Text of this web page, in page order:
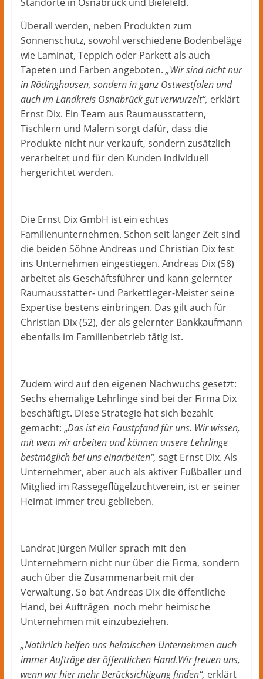
Überall werden, neben Produkten zum
Sonnenschutz, sowohl verschiedene Bodenbeläge
wie Laminat, Teppich oder Parkett als auch
Tapeten und Farben angeboten. „Wir sind nicht nur
in Rödinghausen, sondern in ganz Ostwestfalen und
auch im Landkreis Osnabrück gut verwurzelt“, erklärt
Ernst Dix. Ein Team aus Raumausstattern,
Tischlern und Malern sorgt dafür, dass die
Produkte nicht nur verkauft, sondern zusätzlich
verarbeitet und für den Kunden individuell
hergerichtet werden.
Die Ernst Dix GmbH ist ein echtes
Familienunternehmen. Schon seit langer Zeit sind
die beiden Söhne Andreas und Christian Dix fest
ins Unternehmen eingestiegen. Andreas Dix (58)
arbeitet als Geschäftsführer und kann gelernter
Raumausstatter- und Parkettleger-Meister seine
Expertise bestens einbringen. Das gilt auch für
Christian Dix (52), der als gelernter Bankkaufmann
ebenfalls im Familienbetrieb tätig ist.
Zudem wird auf den eigenen Nachwuchs gesetzt:
Sechs ehemalige Lehrlinge sind bei der Firma Dix
beschäftigt. Diese Strategie hat sich bezahlt
gemacht: „Das ist ein Faustpfand für uns. Wir wissen,
mit wem wir arbeiten und können unsere Lehrlinge
bestmöglich bei uns einarbeiten“, sagt Ernst Dix. Als
Unternehmer, aber auch als aktiver Fußballer und
Mitglied im Rassegeflügelzuchtverein, ist er seiner
Heimat immer treu geblieben.
Landrat Jürgen Müller sprach mit den
Unternehmern nicht nur über die Firma, sondern
auch über die Zusammenarbeit mit der
Verwaltung. So bat Andreas Dix die öffentliche
Hand, bei Aufträgen noch mehr heimische
Unternehmen mit einzubeziehen.
„Natürlich helfen uns heimischen Unternehmen auch
immer Aufträge der öffentlichen Hand.Wir freuen uns,
wenn wir hier mehr Berücksichtigung finden“, erklärt